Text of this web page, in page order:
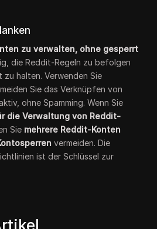
zu verwalten, ohne gesperrt
die Reddit-Regeln zu befolgen
halten. Verwenden Sie
Sie das Verknüpfen von
ohne Spamming. Wenn Sie
die Verwaltung von Reddit-
Sie mehrere Reddit-Konten
vermeiden. Die
ist der Schlüssel zur